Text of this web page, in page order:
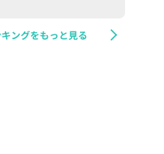
ングをもっと見る